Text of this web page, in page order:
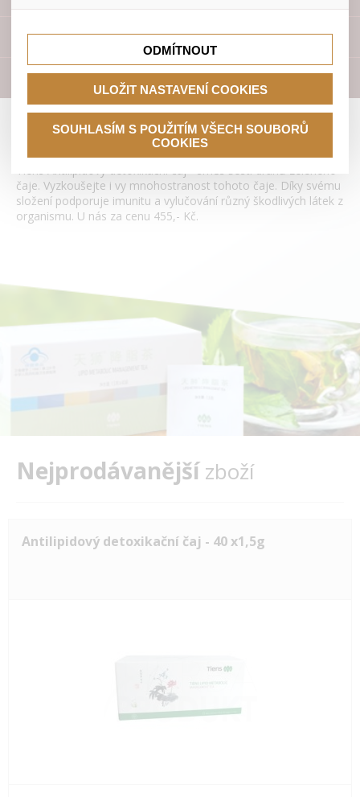
Přístroje
Antilipidový detoxikační čaj Tianshi
Tiens Antilipidový detoxikační čaj - směs šesti druhů zeleného
čaje. Vyzkoušejte i vy mnohostranost tohoto čaje. Díky svému
složení podporuje imunitu a vylučování různý škodlivých látek z
organismu. U nás za cenu 455,- Kč.
Nejprodávanějšízboží
Antilipidový detoxikační čaj - 40 x1,5g
se nevhodným doporučením produktů či jiným
nedůležitým nabídkám.
marketingové kampaně.
ODMÍTNOUT
ULOŽIT NASTAVENÍ COOKIES
SOUHLASÍM S POUŽITÍM VŠECH SOUBORŮ
COOKIES